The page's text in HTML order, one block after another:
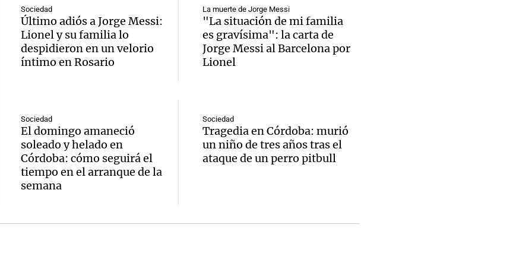
por hinchas
argentinos
Amamos los Domingos
Episodios
argentino
regresa al país
tras conflicto
Episodios
Bomberos
asisten a
senderista con
tobillo en
refugio Doña
Rosa
Audio.
Amaycha del
en
investigación
internacional
Audio.
Suspenden
aumentan
Audio.Kicillof
Sociedad
Último adiós a Jorge Messi:
Lionel y su familia lo
despidieron en un velorio
íntimo en Rosario
La muerte de Jorge Messi
"La situación de mi familia
es gravísima": la carta de
Jorge Messi al Barcelona por
Lionel
Sociedad
El domingo amaneció
soleado y helado en
Córdoba: cómo seguirá el
tiempo en el arranque de la
semana
Sociedad
Tragedia en Córdoba: murió
un niño de tres años tras el
ataque de un perro pitbull